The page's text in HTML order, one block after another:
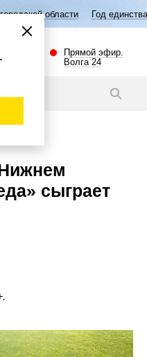
Год единства народов России
Прямой эфир.
Волга 24
сыграет